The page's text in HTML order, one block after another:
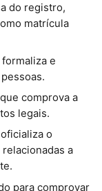
do registro,
matrícula
e
comprova a
legais.
o
a
para comprovar